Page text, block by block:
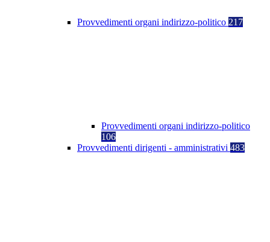
Provvedimenti organi indirizzo-politico 217
Provvedimenti organi indirizzo-politico
106
Provvedimenti dirigenti - amministrativi 483